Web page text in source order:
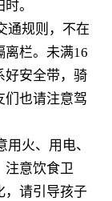
。
通规则，不在
离栏。未满16
好安全带，骑
们也请注意驾
火、用电、
注意饮食卫
，请引导孩子